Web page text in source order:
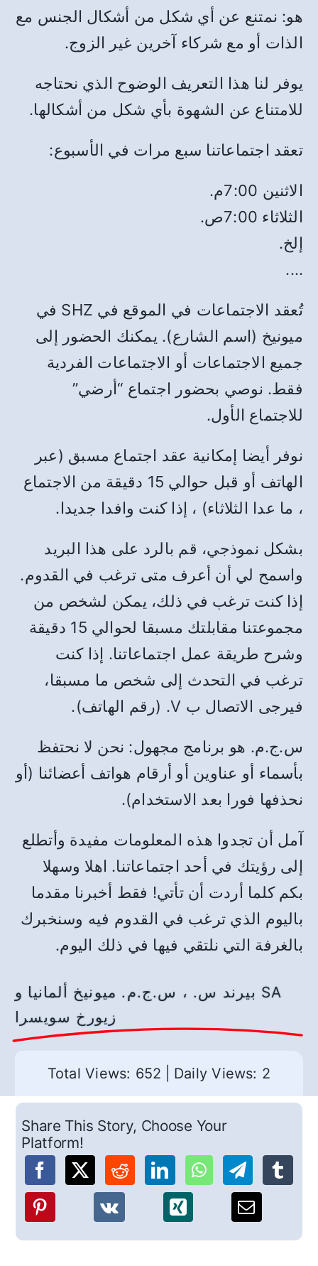
هو: نمتنع عن أي شكل من أشكال الجنس مع
الذات أو مع شركاء آخرين غير الزوج.
يوفر لنا هذا التعريف الوضوح الذي نحتاجه
للامتناع عن الشهوة بأي شكل من أشكالها.
تعقد اجتماعاتنا سبع مرات في الأسبوع:
الاثنين 7:00م.
الثلاثاء 7:00ص.
إلخ.
….
تُعقد الاجتماعات في الموقع في SHZ في
ميونيخ (اسم الشارع). يمكنك الحضور إلى
جميع الاجتماعات أو الاجتماعات الفردية
فقط. نوصي بحضور اجتماع “أرضي”
للاجتماع الأول.
نوفر أيضا إمكانية عقد اجتماع مسبق (عبر
الهاتف أو قبل حوالي 15 دقيقة من الاجتماع
، ما عدا الثلاثاء) ، إذا كنت وافدا جديدا.
بشكل نموذجي، قم بالرد على هذا البريد
واسمح لي أن أعرف متى ترغب في القدوم.
إذا كنت ترغب في ذلك، يمكن لشخص من
مجموعتنا مقابلتك مسبقا لحوالي 15 دقيقة
وشرح طريقة عمل اجتماعاتنا. إذا كنت
ترغب في التحدث إلى شخص ما مسبقا،
فيرجى الاتصال ب V. (رقم الهاتف).
س.ج.م. هو برنامج مجهول: نحن لا نحتفظ
بأسماء أو عناوين أو أرقام هواتف أعضائنا (أو
نحذفها فورا بعد الاستخدام).
آمل أن تجدوا هذه المعلومات مفيدة وأتطلع
إلى رؤيتك في أحد اجتماعاتنا. اهلا وسهلا
بكم كلما أردت أن تأتي! فقط أخبرنا مقدما
باليوم الذي ترغب في القدوم فيه وسنخبرك
بالغرفة التي نلتقي فيها في ذلك اليوم.
بيرند س. ، س.ج.م. ميونيخ ألمانيا و SA
زيورخ سويسرا
Total Views: 652 Daily Views: 2
Share This Story, Choose Your
Platform!